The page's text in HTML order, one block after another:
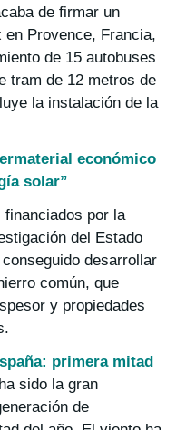
de firmar un
Provence, Francia,
de 15 autobuses
tram de 12 metros de
la instalación de la
económico
solar”
financiados por la
del Estado
desarrollar
común, que
y propiedades
primera mitad
sido la gran
de